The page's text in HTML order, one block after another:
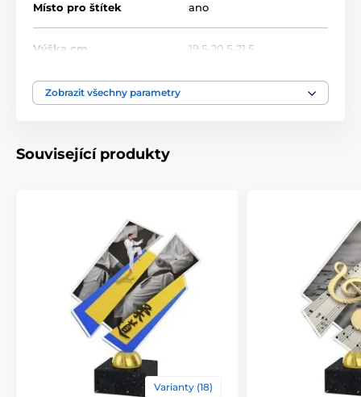
Místo pro štítek ano
Výška cm 19.5-20.5-21.5
Motiv
Zobrazit všechny parametry
Související produkty
Varianty (18)